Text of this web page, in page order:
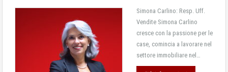
Simona Carlino: Resp. Uff.
Vendite Simona Carlino
cresce con la passione per le
case, comincia a lavorare nel
settore immobiliare nel…